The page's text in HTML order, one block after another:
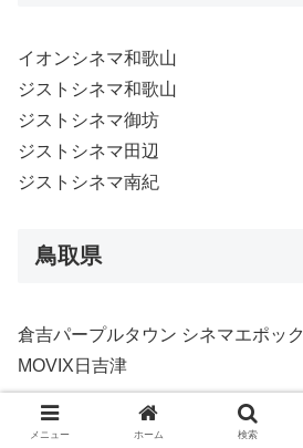
イオンシネマ和歌山
ジストシネマ和歌山
ジストシネマ御坊
ジストシネマ田辺
ジストシネマ南紀
鳥取県
倉吉パープルタウン シネマエポック
MOVIX日吉津
島根県
メニュー ホーム 検索